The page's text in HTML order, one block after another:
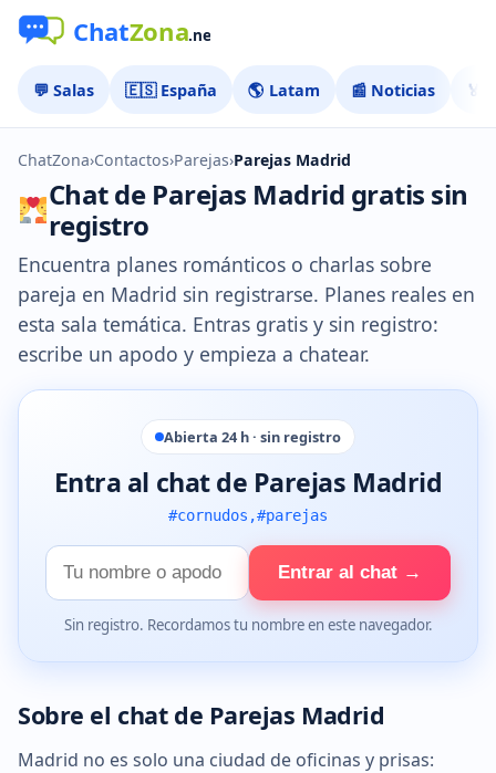
💬 Salas 🇪🇸 España 🌎 Latam 📰 Noticias 🏅
ChatZona›Contactos›Parejas›Parejas Madrid
Chat de Parejas Madrid gratis sin
registro
Encuentra planes románticos o charlas sobre
pareja en Madrid sin registrarse. Planes reales en
esta sala temática. Entras gratis y sin registro:
escribe un apodo y empieza a chatear.
Abierta 24 h · sin registro
Entra al chat de Parejas Madrid
#cornudos,#parejas
Tu
nombre
Entrar al chat →
Sin registro. Recordamos tu nombre en este navegador.
Sobre el chat de Parejas Madrid
Madrid no es solo una ciudad de oficinas y prisas: